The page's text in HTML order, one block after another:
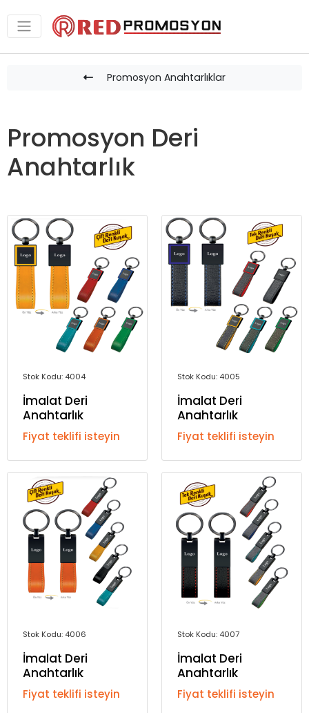
Promosyon Anahtarlıklar
Promosyon Deri
Anahtarlık
Stok Kodu: 4004
İmalat Deri
Anahtarlık
Fiyat teklifi isteyin
Stok Kodu: 4005
İmalat Deri
Anahtarlık
Fiyat teklifi isteyin
Stok Kodu: 4006
İmalat Deri
Anahtarlık
Fiyat teklifi isteyin
Stok Kodu: 4007
İmalat Deri
Anahtarlık
Fiyat teklifi isteyin